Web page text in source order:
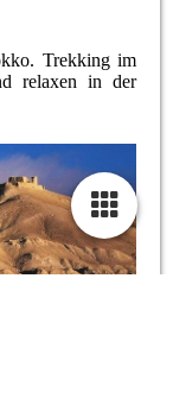
Trekking im
relaxen in der